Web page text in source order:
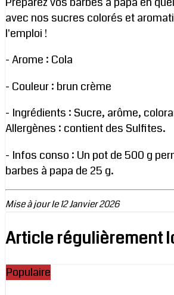
avec nos sucres colorés et
l'emploi !
- Arome : Cola
- Couleur : brun crème
- Ingrédients : Sucre, arôme,
Allergènes : contient des Sulfites.
- Infos conso : Un pot de 500 g
barbes à papa de 25 g.
Mise à jour le 12 Janvier 2026
Article régulièrement
Populaire